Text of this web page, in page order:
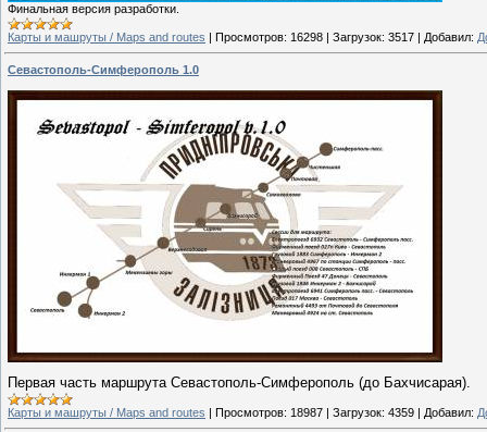
Финальная версия разработки.
Карты и машруты / Maps and routes | Просмотров: 16298 | Загрузок: 3517 | Добавил:
Севастополь-Симферополь 1.0
Первая часть маршрута Севастополь-Симферополь (до Бахчисарая).
Карты и машруты / Maps and routes | Просмотров: 18987 | Загрузок: 4359 | Добавил: